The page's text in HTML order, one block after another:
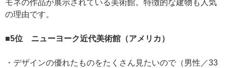
モネの作品が展示されている美術館。特徴的な建物も人気
の理由です。
■5位 ニューヨーク近代美術館（アメリカ）
・デザインの優れたものをたくさん見たいので（男性／33